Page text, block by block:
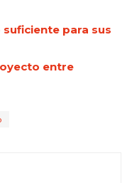
suficiente para sus
entre